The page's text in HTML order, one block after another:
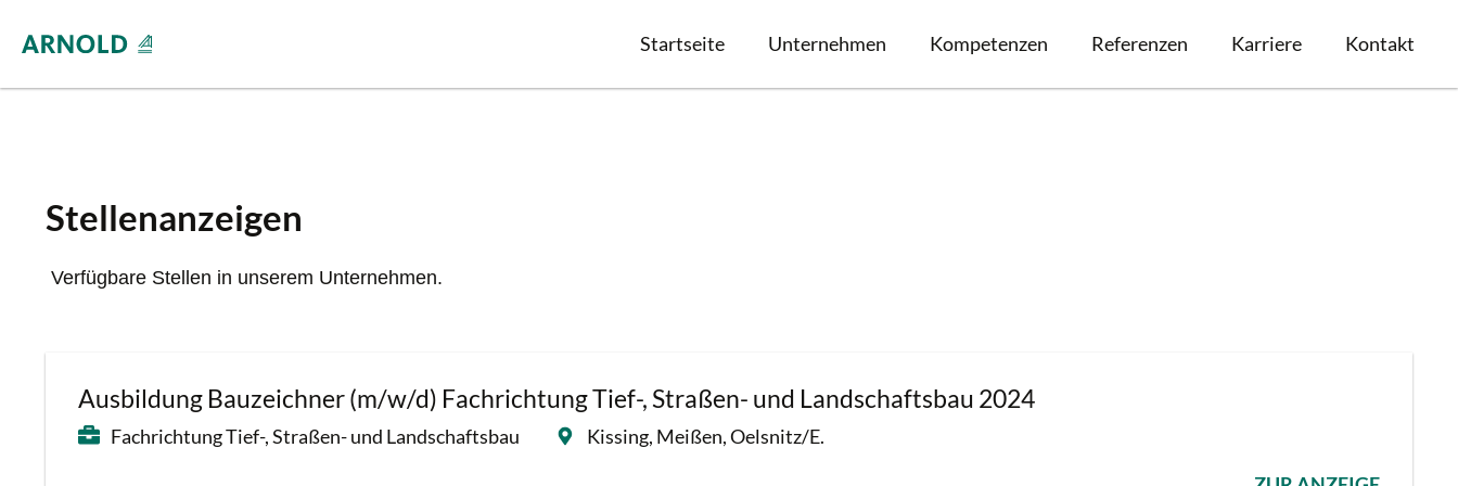
Startseite Unternehmen Kompetenzen Referenzen Karriere Kontakt
Stellenanzeigen
Verfügbare Stellen in unserem Unternehmen.
Ausbildung Bauzeichner (m/w/d) Fachrichtung Tief-, Straßen- und Landschaftsbau 2024
Fachrichtung Tief-, Straßen- und Landschaftsbau
Kissing, Meißen, Oelsnitz/E.